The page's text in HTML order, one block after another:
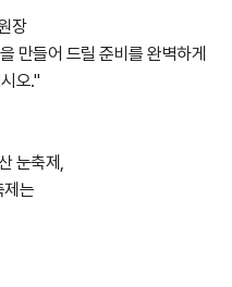
장
만들어 드릴 준비를 완벽하게
오."
눈축제,
제는